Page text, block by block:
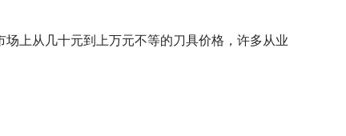
上从几十元到上万元不等的刀具价格，许多从业